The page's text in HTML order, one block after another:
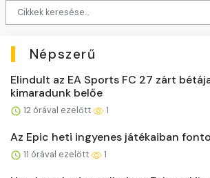
Népszerű
Elindult az EA Sports FC 27 zárt
kimaradunk belőe
12 órával ezelőtt 1
Az Epic heti ingyenes játékaiban
11 órával ezelőtt 1